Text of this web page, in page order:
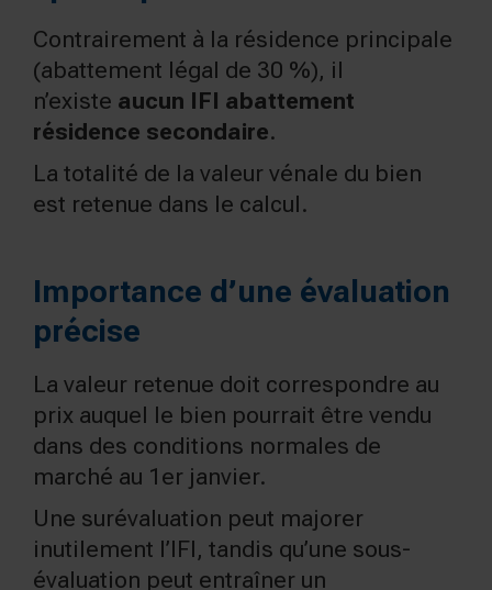
Contrairement à la résidence principale
(abattement légal de 30 %), il
n’existe aucun IFI abattement
résidence secondaire.
La totalité de la valeur vénale du bien
est retenue dans le calcul.
Importance d’une évaluation
précise
La valeur retenue doit correspondre au
prix auquel le bien pourrait être vendu
dans des conditions normales de
marché au 1er janvier.
Une surévaluation peut majorer
inutilement l’IFI, tandis qu’une sous-
évaluation peut entraîner un